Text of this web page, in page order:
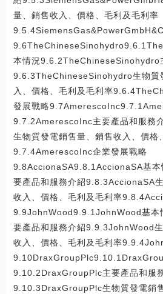
量、銷售收入、價格、毛利及毛利率
本情況9.6.2TheChineseSinohydro
9.6.3TheChineseSinohydro生物質
入、價格、毛利及毛利率
發展戰略
9.7.2AmerescoInc主要產品和服務
生物質發電銷售量、銷售收入、價格
9.7.4AmerescoInc企業發展戰略
9.8AccionaSA9.8.1AccionaSA基
要產品和服務介紹9.8.3AccionaSA
收入、價格、毛利及毛利率
9.9JohnWood9.9.1JohnWood基本
要產品和服務介紹9.9.3JohnWood
收入、價格、毛利及毛利率
9.10.2DraxGroupPlc主要產品和服
9.10.3DraxGroupPlc生物質發電銷